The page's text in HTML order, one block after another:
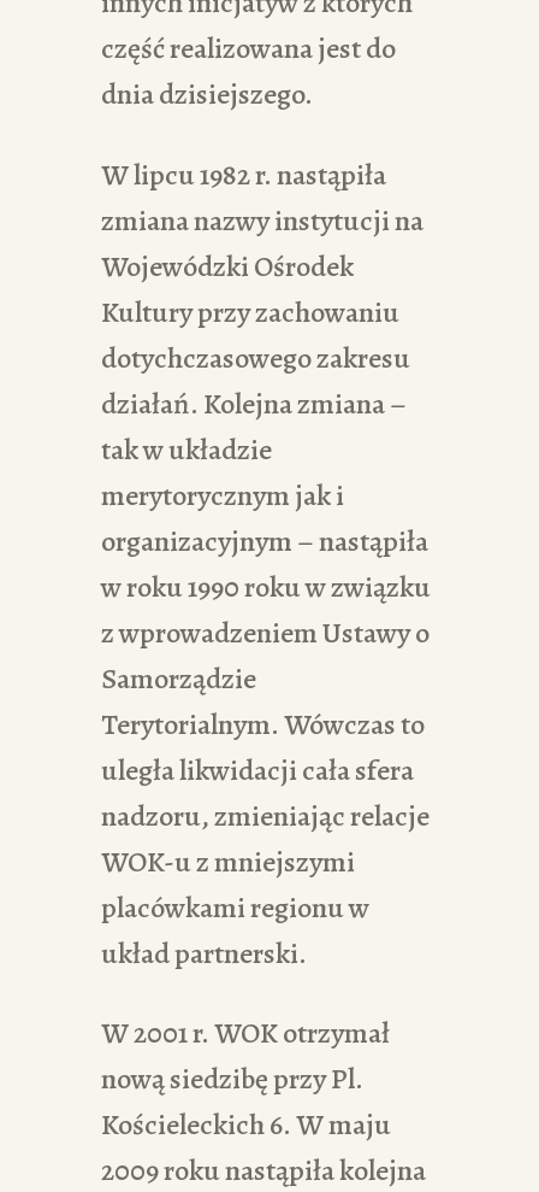
część realizowana jest do
dnia dzisiejszego.
W lipcu 1982 r. nastąpiła
zmiana nazwy instytucji na
Wojewódzki Ośrodek
Kultury przy zachowaniu
dotychczasowego zakresu
działań. Kolejna zmiana –
tak w układzie
merytorycznym jak i
organizacyjnym – nastąpiła
w roku 1990 roku w związku
z wprowadzeniem Ustawy o
Samorządzie
Terytorialnym. Wówczas to
uległa likwidacji cała sfera
nadzoru, zmieniając relacje
WOK-u z mniejszymi
placówkami regionu w
układ partnerski.
W 2001 r. WOK otrzymał
nową siedzibę przy Pl.
Kościeleckich 6. W maju
2009 roku nastąpiła kolejna